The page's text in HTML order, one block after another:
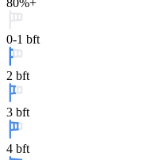
80%+
0-1 bft
2 bft
3 bft
4 bft